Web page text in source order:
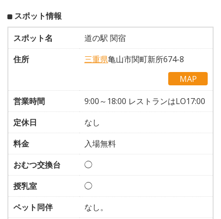
スポット情報
スポット名
道の駅 関宿
住所
三重県亀山市関町新所674-8
MAP
営業時間
9:00～18:00 レストランはLO17:00
定休日
なし
料金
入場無料
おむつ交換台
◯
授乳室
◯
ペット同伴
なし。